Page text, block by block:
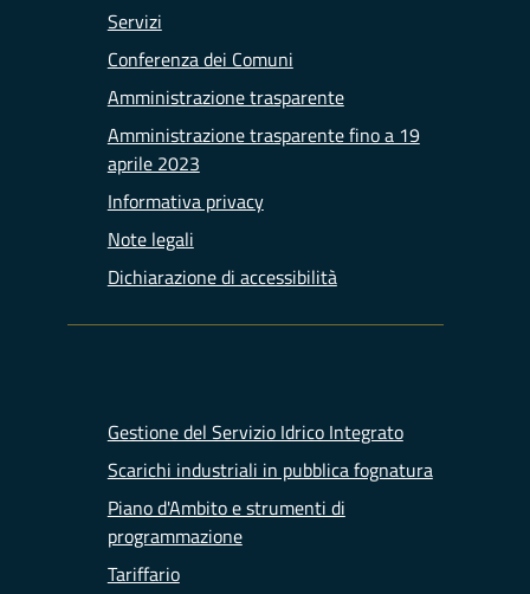
Servizi
Conferenza dei Comuni
Amministrazione trasparente
Amministrazione trasparente fino a 19
aprile 2023
Informativa privacy
Note legali
Dichiarazione di accessibilità
Gestione del Servizio Idrico Integrato
Scarichi industriali in pubblica fognatura
Piano d'Ambito e strumenti di
programmazione
Tariffario